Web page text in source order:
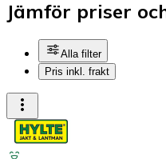
Jämför priser
Alla filter
Pris inkl. frakt